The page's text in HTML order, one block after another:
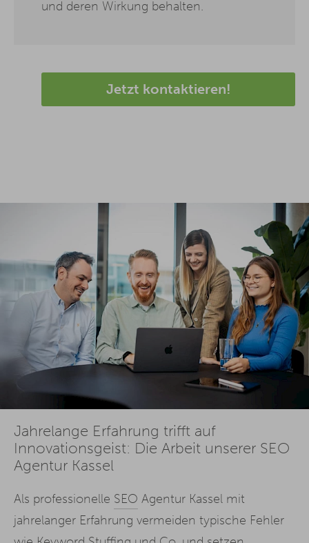
und deren Wirkung behalten.
Jetzt kontaktieren!
Jahrelange Erfahrung trifft auf
Innovationsgeist: Die Arbeit unserer SEO
Agentur Kassel
Als professionelle SEO Agentur Kassel mit
jahrelanger Erfahrung vermeiden typische Fehler